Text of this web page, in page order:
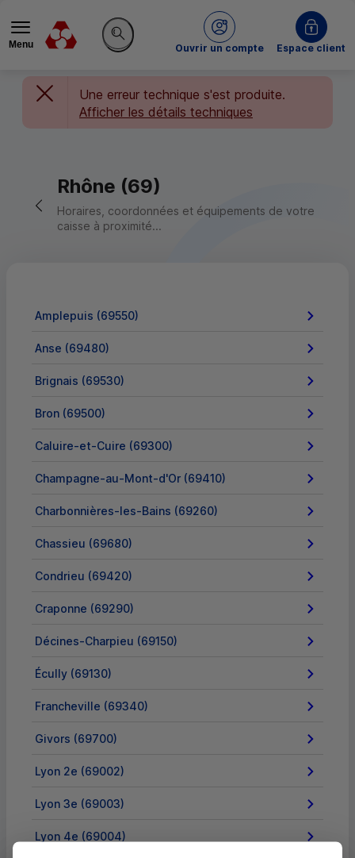
Menu
Rechercher sur le site
Ouvrir un compte
du Crédit MutuelEspace client
Une erreur technique s'est produite.
Afficher les détails techniques
Retour vers la page précédente
Rhône (69)
Horaires, coordonnées et équipements de votre
caisse à proximité...
Amplepuis (69550)
Anse (69480)
Brignais (69530)
Bron (69500)
Caluire-et-Cuire (69300)
Champagne-au-Mont-d'Or (69410)
Charbonnières-les-Bains (69260)
Chassieu (69680)
Condrieu (69420)
Craponne (69290)
Décines-Charpieu (69150)
Écully (69130)
Francheville (69340)
Givors (69700)
Lyon 2e (69002)
Lyon 3e (69003)
Lyon 4e (69004)